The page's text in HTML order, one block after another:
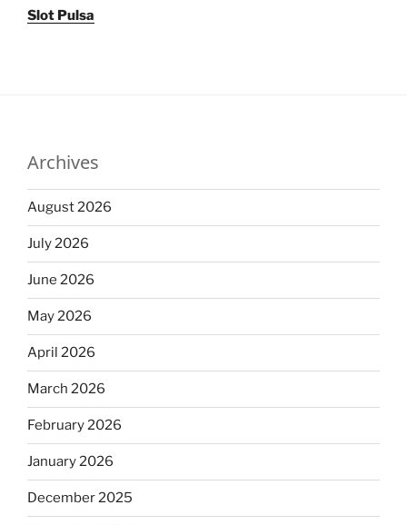
Slot Pulsa
Archives
August 2026
July 2026
June 2026
May 2026
April 2026
March 2026
February 2026
January 2026
December 2025